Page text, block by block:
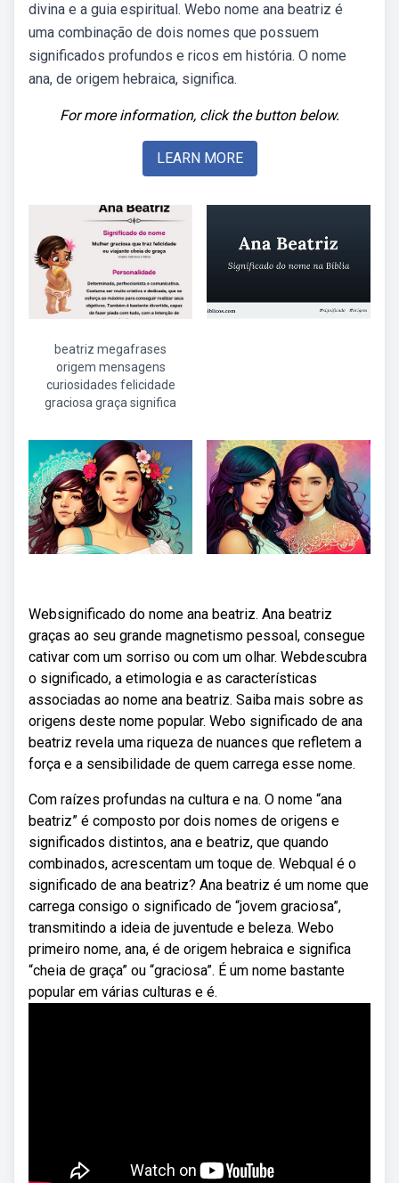
divina e a guia espiritual. Webo nome ana beatriz é
uma combinação de dois nomes que possuem
significados profundos e ricos em história. O nome
ana, de origem hebraica, significa.
For more information, click the button below.
LEARN MORE
beatriz megafrases
origem mensagens
curiosidades felicidade
graciosa graça significa
Websignificado do nome ana beatriz. Ana beatriz
graças ao seu grande magnetismo pessoal, consegue
cativar com um sorriso ou com um olhar. Webdescubra
o significado, a etimologia e as características
associadas ao nome ana beatriz. Saiba mais sobre as
origens deste nome popular. Webo significado de ana
beatriz revela uma riqueza de nuances que refletem a
força e a sensibilidade de quem carrega esse nome.
Com raízes profundas na cultura e na. O nome “ana
beatriz” é composto por dois nomes de origens e
significados distintos, ana e beatriz, que quando
combinados, acrescentam um toque de. Webqual é o
significado de ana beatriz? Ana beatriz é um nome que
carrega consigo o significado de “jovem graciosa”,
transmitindo a ideia de juventude e beleza. Webo
primeiro nome, ana, é de origem hebraica e significa
“cheia de graça” ou “graciosa”. É um nome bastante
popular em várias culturas e é.